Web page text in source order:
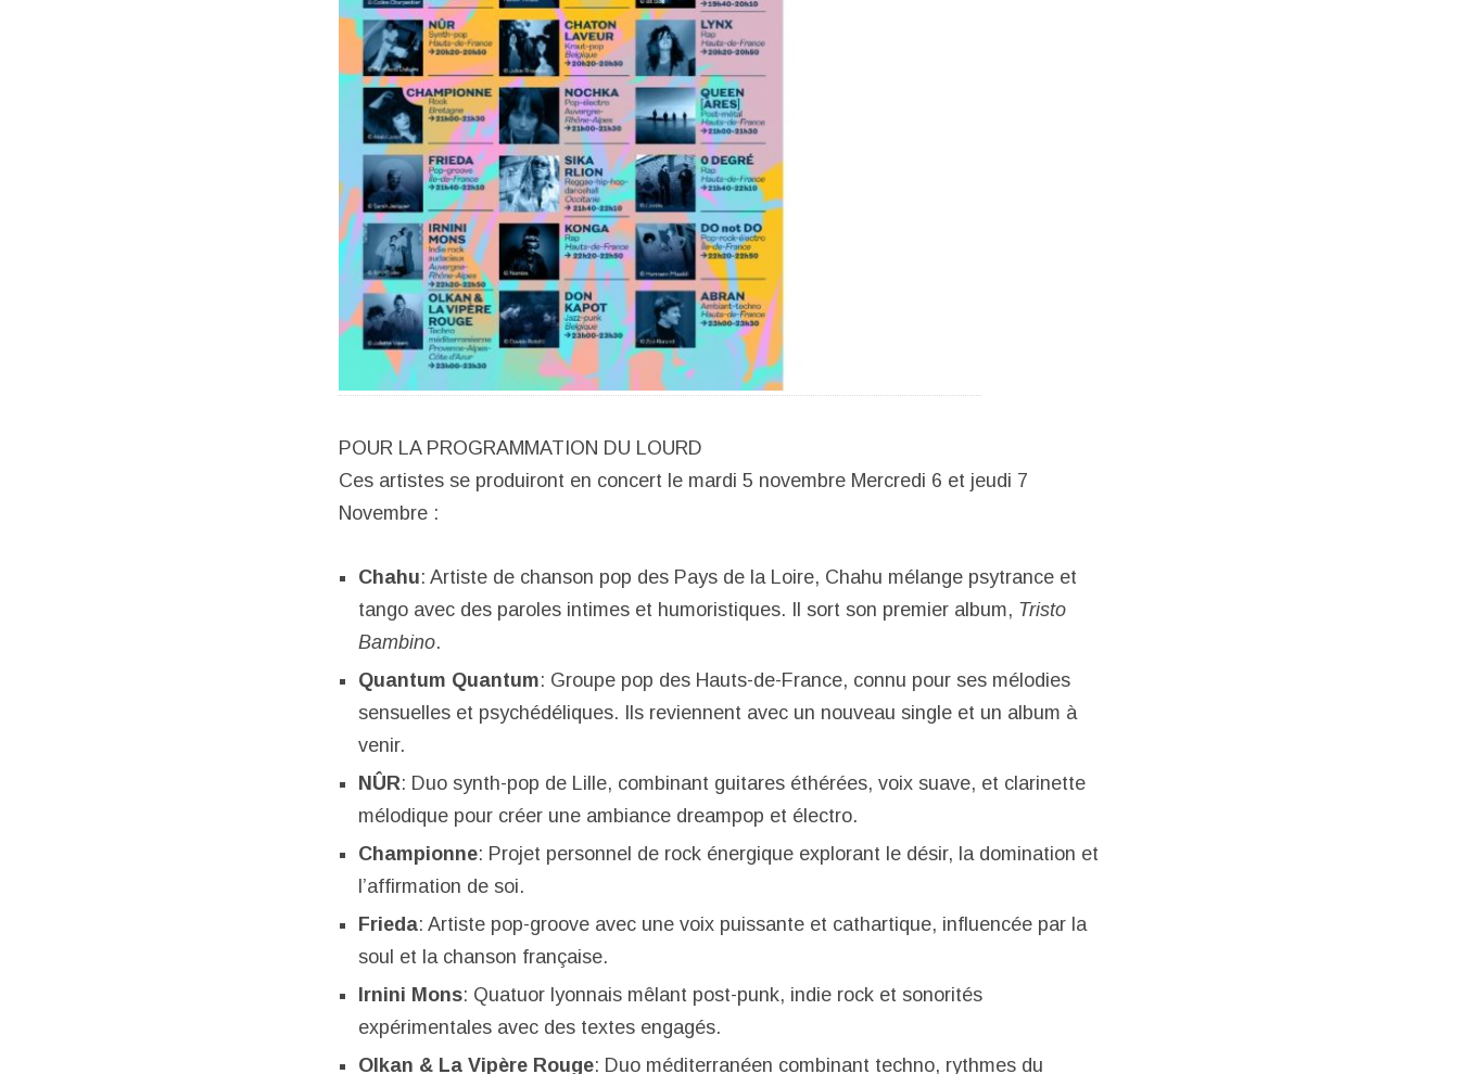
POUR LA PROGRAMMATION DU LOURD
Ces artistes se produiront en concert le mardi 5 novembre Mercredi 6 et jeudi 7
Novembre :
Chahu: Artiste de chanson pop des Pays de la Loire, Chahu mélange psytrance et
tango avec des paroles intimes et humoristiques. Il sort son premier album, Tristo
Bambino.
Quantum Quantum: Groupe pop des Hauts-de-France, connu pour ses mélodies
sensuelles et psychédéliques. Ils reviennent avec un nouveau single et un album à
venir.
NÛR: Duo synth-pop de Lille, combinant guitares éthérées, voix suave, et clarinette
mélodique pour créer une ambiance dreampop et électro.
Championne: Projet personnel de rock énergique explorant le désir, la domination et
l’affirmation de soi.
Frieda: Artiste pop-groove avec une voix puissante et cathartique, influencée par la
soul et la chanson française.
Irnini Mons: Quatuor lyonnais mêlant post-punk, indie rock et sonorités
expérimentales avec des textes engagés.
Olkan & La Vipère Rouge: Duo méditerranéen combinant techno, rythmes du